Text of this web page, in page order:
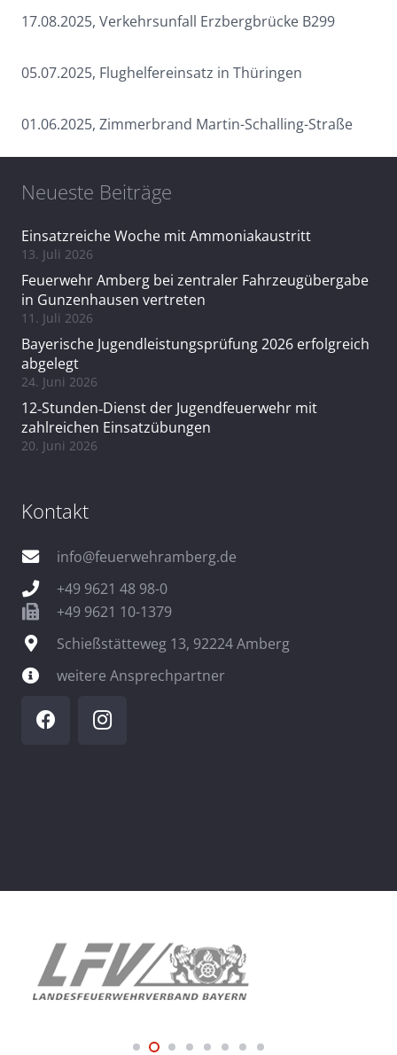
17.08.2025, Verkehrsunfall Erzbergbrücke B299
05.07.2025, Flughelfereinsatz in Thüringen
01.06.2025, Zimmerbrand Martin-Schalling-Straße
Neueste Beiträge
Einsatzreiche Woche mit Ammoniakaustritt
13. Juli 2026
Feuerwehr Amberg bei zentraler Fahrzeugübergabe
in Gunzenhausen vertreten
11. Juli 2026
Bayerische Jugendleistungsprüfung 2026 erfolgreich
abgelegt
24. Juni 2026
12‑Stunden‑Dienst der Jugendfeuerwehr mit
zahlreichen Einsatzübungen
20. Juni 2026
Kontakt
info@feuerwehramberg.de
+49 9621 48 98-0
+49 9621 10-1379
Schießstätteweg 13, 92224 Amberg
weitere Ansprechpartner